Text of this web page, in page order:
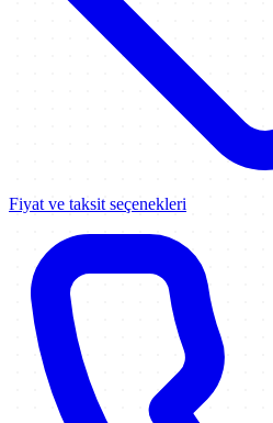
Fiyat ve taksit seçenekleri